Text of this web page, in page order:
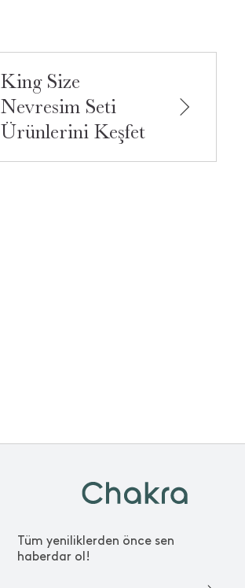
King Size
Nevresim Seti
Ürünlerini Keşfet
Tüm yeniliklerden önce sen
haberdar ol!